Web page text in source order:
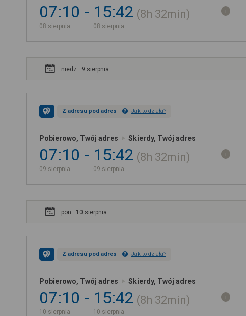
07:10
08 sierpnia
15:42
08 sierpnia
8h 32min
niedz.. 9 sierpnia
Z adresu pod adres Jak to działa?
Pobierowo, Twój adres Skierdy, Twój adres
07:10
09 sierpnia
15:42
09 sierpnia
8h 32min
pon.. 10 sierpnia
Z adresu pod adres Jak to działa?
Pobierowo, Twój adres Skierdy, Twój adres
07:10
10 sierpnia
15:42
10 sierpnia
8h 32min